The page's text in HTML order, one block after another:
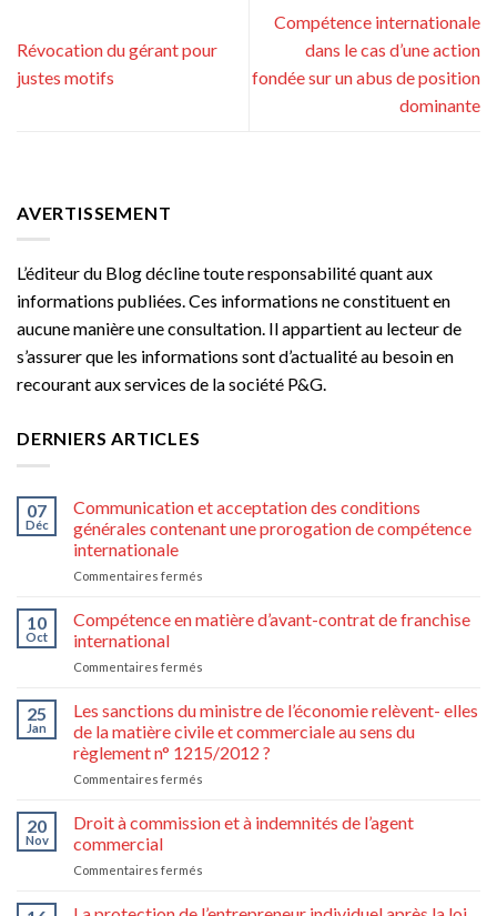
Révocation du gérant pour
justes motifs
Compétence internationale
dans le cas d’une action
fondée sur un abus de position
dominante
AVERTISSEMENT
L’éditeur du Blog décline toute responsabilité quant aux
informations publiées. Ces informations ne constituent en
aucune manière une consultation. Il appartient au lecteur de
s’assurer que les informations sont d’actualité au besoin en
recourant aux services de la société P&G.
DERNIERS ARTICLES
07
Déc
Communication et acceptation des conditions
générales contenant une prorogation de compétence
internationale
Commentaires fermés
acceptation
contenant
une
prorogation
de
10
Oct
Compétence en matière d’avant-contrat de franchise
international
Commentaires fermés
en
matière
d’avant-
contrat
international
25
Jan
Les sanctions du ministre de l’économie relèvent- elles
de la matière civile et commerciale au sens du
règlement n° 1215/2012 ?
Commentaires fermés
sanctions
du
relèvent-
20
Nov
Droit à commission et à indemnités de l’agent
commercial
Commentaires fermés
à